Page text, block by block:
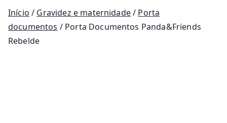
Início / Gravidez e maternidade/ Porta
documentos / Porta Documentos Panda&Friends
Rebelde